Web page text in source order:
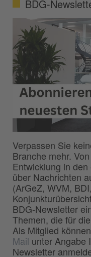
BDG-
Verpassen Sie
Branche mehr.
Entwicklung in
über Nachrichten
(ArGeZ, WVM,
BDG-Newsletter
Themen, die für
Als Mitglied
Mail unter Angabe
Newsletter